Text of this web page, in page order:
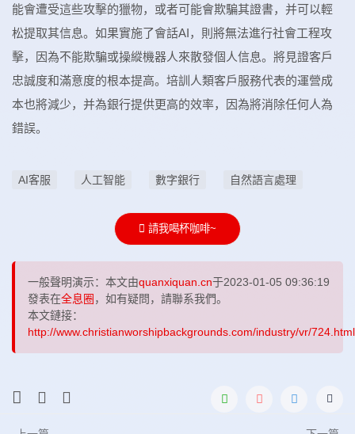
能會遭受這些攻擊的獵物，或者可能會欺騙其證書，并可以輕
松提取其信息。如果實施了會話AI，則將無法進行社會工程攻
擊，因為不能欺騙或操縱機器人來散發個人信息。將見證客戶
忠誠度和滿意度的根本提高。培訓人類客戶服務代表的運營成
本也將減少，并為銀行提供更高的效率，因為將消除任何人為
錯誤。
AI客服 人工智能 數字銀行 自然語言處理
請我喝杯咖啡~
一般聲明演示：本文由quanxiquan.cn于2023-01-05 09:36:19
發表在全息圈 ，如有疑問，請聯系我們。
本文鏈接：
http://www.christianworshipbackgrounds.com/industry/vr/724.html